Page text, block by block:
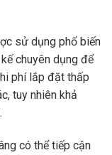
sử dụng phổ biến
chuyên dụng để
phí lắp đặt thấp
tuy nhiên khả
có thể tiếp cận